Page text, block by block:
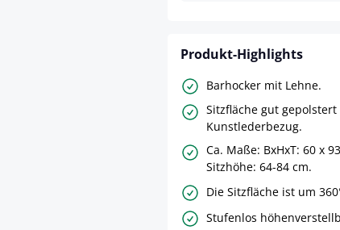
Produkt-Highlights
Barhocker mit Lehne.
Sitzfläche gut gepolstert
Kunstlederbezug.
Ca. Maße: BxHxT: 60 x
Sitzhöhe: 64-84 cm.
Die Sitzfläche ist um
Stufenlos